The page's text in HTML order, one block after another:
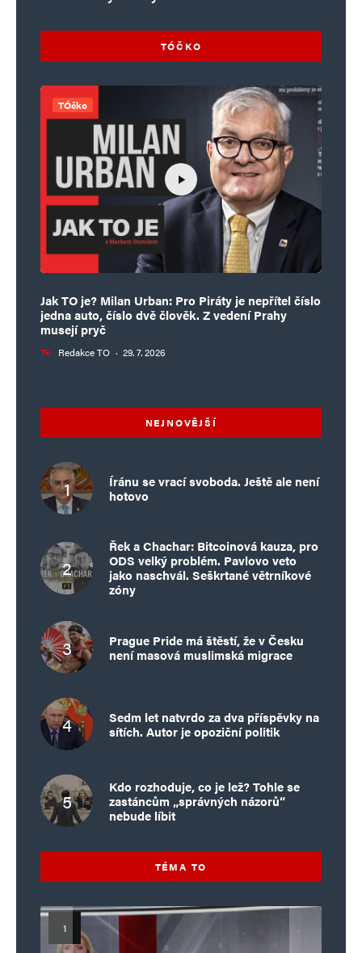
TÓČKO
TÓčko
Jak TO je? Milan Urban: Pro Piráty je nepřítel číslo
jedna auto, číslo dvě člověk. Z vedení Prahy
musejí pryč
Redakce TO · 29. 7. 2026
NEJNOVĚJŠÍ
Íránu se vrací svoboda. Ještě ale není
hotovo
Řek a Chachar: Bitcoinová kauza, pro
ODS velký problém. Pavlovo veto
jako naschvál. Seškrtané větrníkové
zóny
Prague Pride má štěstí, že v Česku
není masová muslimská migrace
Sedm let natvrdo za dva příspěvky na
sítích. Autor je opoziční politik
Kdo rozhoduje, co je lež? Tohle se
zastáncům „správných názorů“
nebude líbit
TÉMA TO